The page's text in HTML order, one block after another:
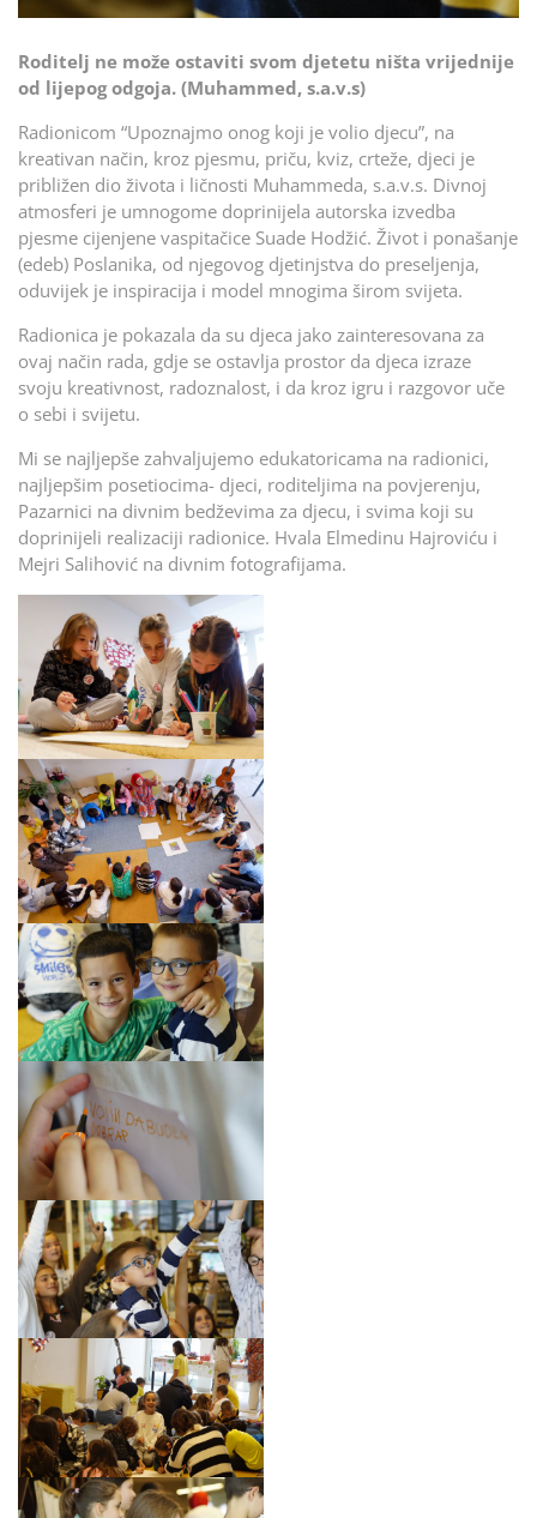
Roditelj ne može ostaviti svom djetetu ništa vrijednije
od lijepog odgoja. (Muhammed, s.a.v.s)
Radionicom “Upoznajmo onog koji je volio djecu”, na
kreativan način, kroz pjesmu, priču, kviz, crteže, djeci je
približen dio života i ličnosti Muhammeda, s.a.v.s. Divnoj
atmosferi je umnogome doprinijela autorska izvedba
pjesme cijenjene vaspitačice Suade Hodžić. Život i ponašanje
(edeb) Poslanika, od njegovog djetinjstva do preseljenja,
oduvijek je inspiracija i model mnogima širom svijeta.
Radionica je pokazala da su djeca jako zainteresovana za
ovaj način rada, gdje se ostavlja prostor da djeca izraze
svoju kreativnost, radoznalost, i da kroz igru i razgovor uče
o sebi i svijetu.
Mi se najljepše zahvaljujemo edukatoricama na radionici,
najljepšim posetiocima- djeci, roditeljima na povjerenju,
Pazarnici na divnim bedževima za djecu, i svima koji su
doprinijeli realizaciji radionice. Hvala Elmedinu Hajroviću i
Mejri Salihović na divnim fotografijama.